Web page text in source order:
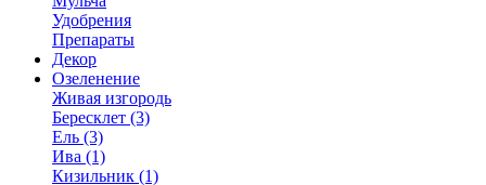
Удобрения
Препараты
Декор
Озеленение
Живая изгородь
Бересклет (3)
Ель (3)
Ива (1)
Кизильник (1)